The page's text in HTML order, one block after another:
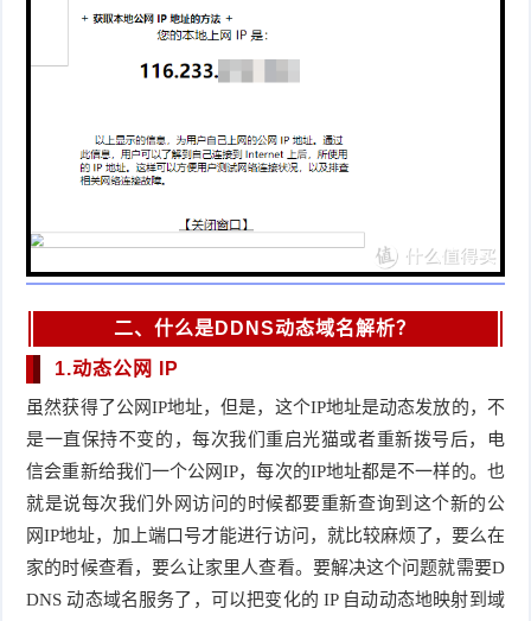
二、什么是DDNS动态域名解析？
1.动态公网 IP
虽然获得了公网IP地址，但是，这个IP地址是动态发放的，不
是一直保持不变的，每次我们重启光猫或者重新拨号后，电
信会重新给我们一个公网IP，每次的IP地址都是不一样的。也
就是说每次我们外网访问的时候都要重新查询到这个新的公
网IP地址，加上端口号才能进行访问，就比较麻烦了，要么在
家的时候查看，要么让家里人查看。要解决这个问题就需要D
DNS 动态域名服务了，可以把变化的 IP 自动动态地映射到域